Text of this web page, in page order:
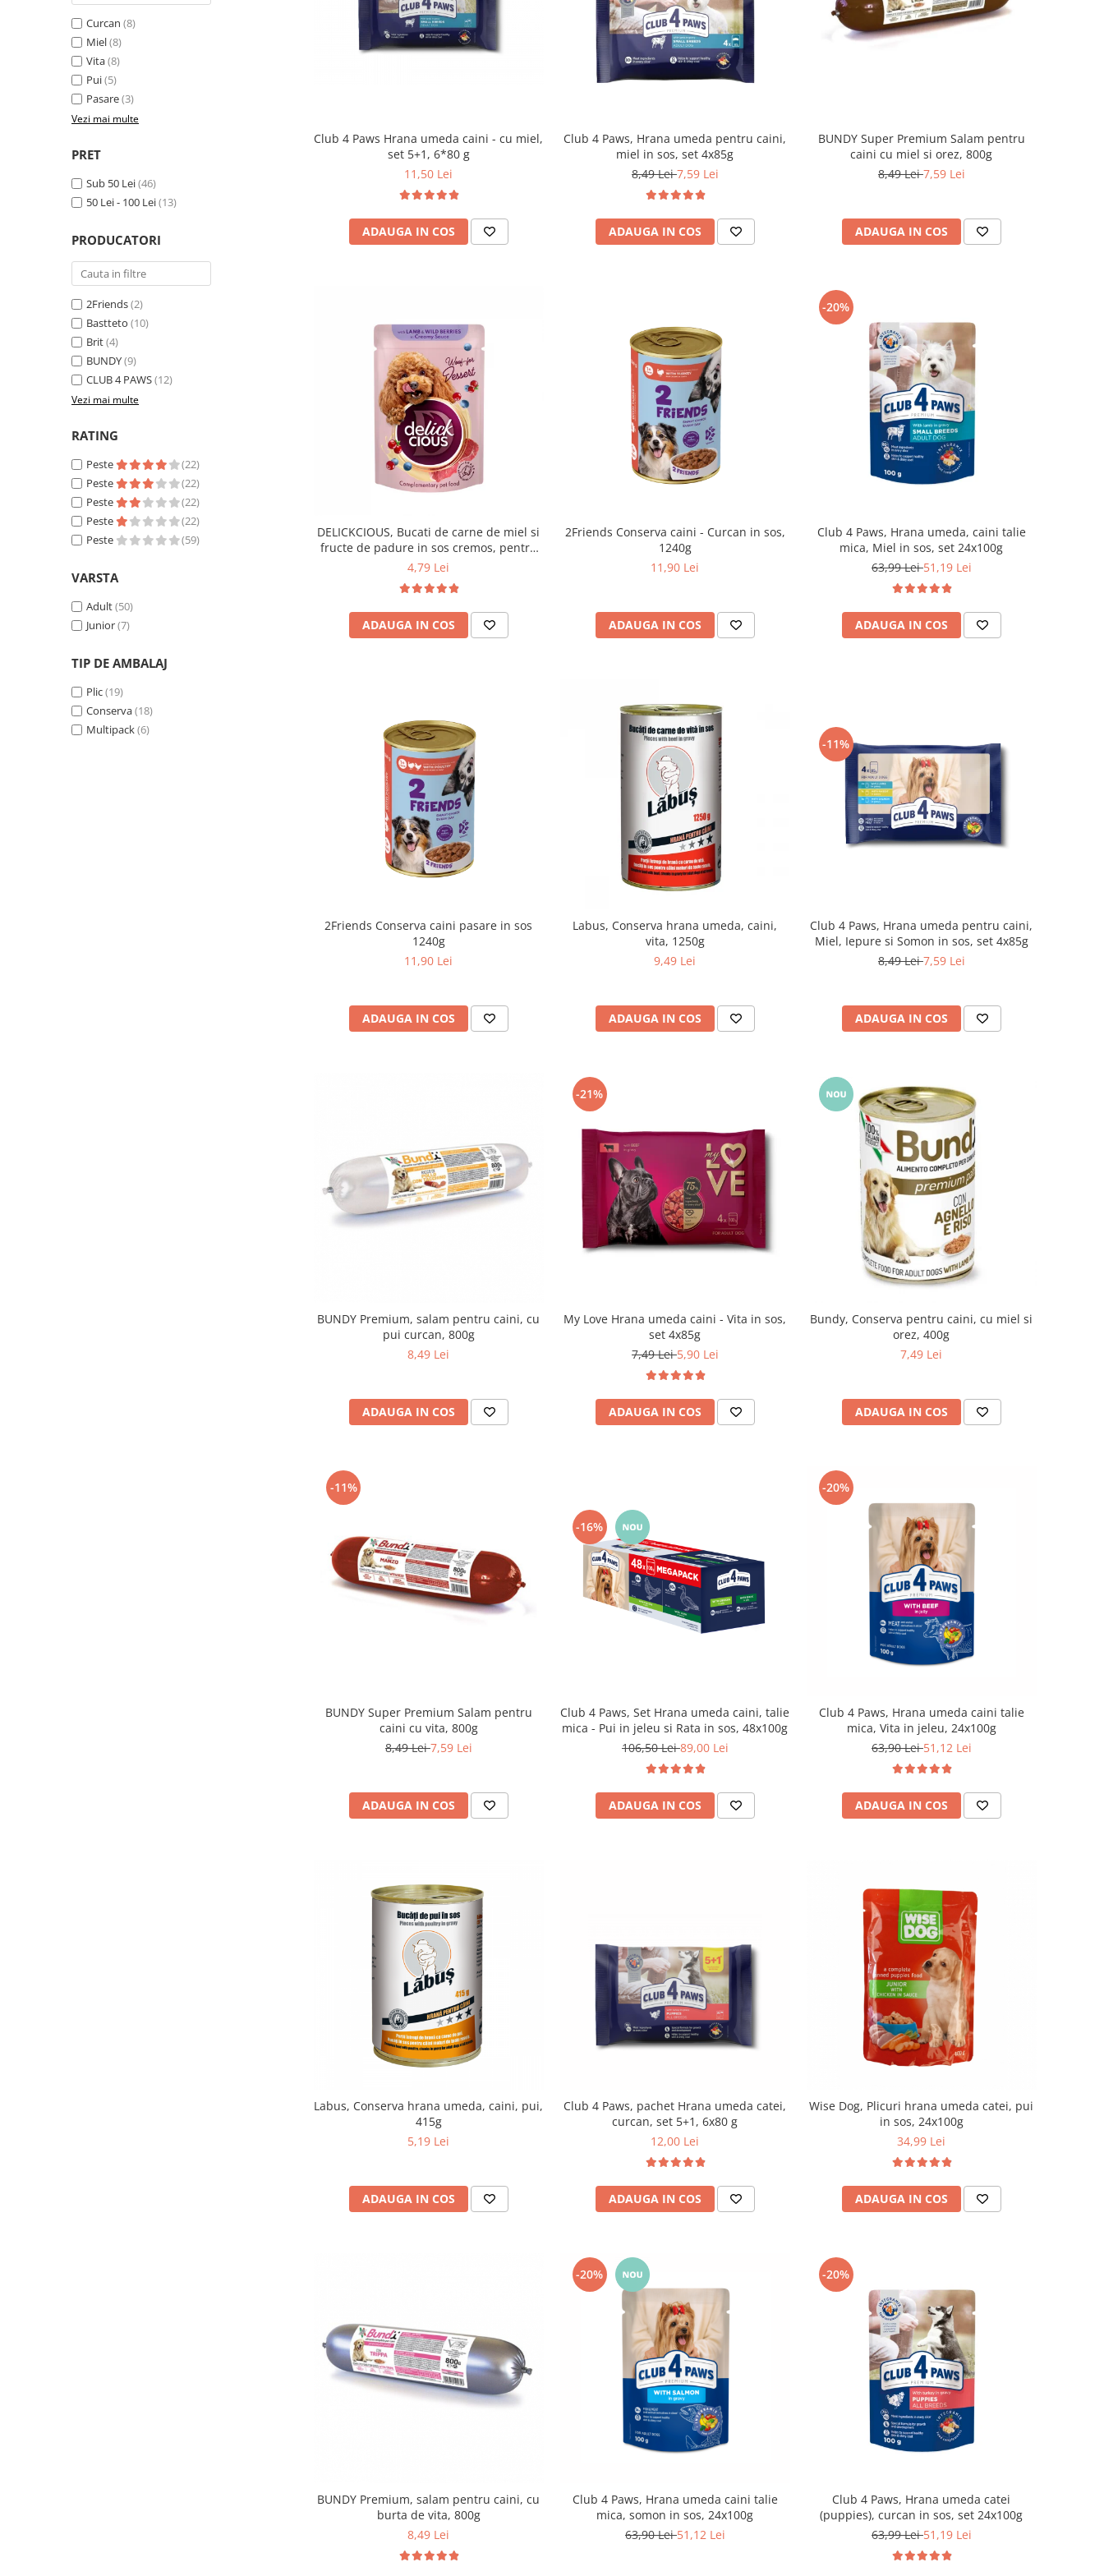
Curcan (8)
Miel(8)
Vita(8)
Pui(5)
Pasare(3)
Vezi mai multe
PRET
Sub 50 Lei(46)
50 Lei - 100 Lei(13)
PRODUCATORI
2Friends(2)
Bastteto (10)
Brit(4)
BUNDY(9)
CLUB 4 PAWS(12)
Vezi mai multe
RATING
Peste
(22)
Peste
(22)
Peste
(22)
Peste
(22)
Peste
(59)
VARSTA
Adult(50)
Junior(7)
TIP DE AMBALAJ
Plic(19)
Conserva(18)
Multipack(6)
Club 4 Paws Hrana umeda caini - cu miel,
set 5+1, 6*80 g
11,50 Lei
ADAUGA IN COS
Club 4 Paws, Hrana umeda pentru caini,
miel in sos, set 4x85g
8,49 Lei7,59 Lei
ADAUGA IN COS
BUNDY Super Premium Salam pentru
caini cu miel si orez, 800g
8,49 Lei7,59 Lei
ADAUGA IN COS
DELICKCIOUS, Bucati de carne de miel si
fructe de padure in sos cremos, pentru
caini, 80g
4,79 Lei
ADAUGA IN COS
2Friends Conserva caini - Curcan in sos,
1240g
11,90 Lei
ADAUGA IN COS
-20%
Club 4 Paws, Hrana umeda, caini talie
mica, Miel in sos, set 24x100g
63,99 Lei51,19 Lei
ADAUGA IN COS
2Friends Conserva caini pasare in sos
1240g
11,90 Lei
ADAUGA IN COS
Labus, Conserva hrana umeda, caini,
vita, 1250g
9,49 Lei
ADAUGA IN COS
-11%
Club 4 Paws, Hrana umeda pentru caini,
Miel, Iepure si Somon in sos, set 4x85g
8,49 Lei7,59 Lei
ADAUGA IN COS
BUNDY Premium, salam pentru caini, cu
pui curcan, 800g
8,49 Lei
ADAUGA IN COS
-21%
My Love Hrana umeda caini - Vita in sos,
set 4x85g
7,49 Lei5,90 Lei
ADAUGA IN COS
Bundy, Conserva pentru caini, cu miel si
orez, 400g
7,49 Lei
ADAUGA IN COS
-11%
BUNDY Super Premium Salam pentru
caini cu vita, 800g
8,49 Lei7,59 Lei
ADAUGA IN COS
-16%
Club 4 Paws, Set Hrana umeda caini, talie
mica - Pui in jeleu si Rata in sos, 48x100g
106,50 Lei89,00 Lei
ADAUGA IN COS
-20%
Club 4 Paws, Hrana umeda caini talie
mica, Vita in jeleu, 24x100g
63,90 Lei51,12 Lei
ADAUGA IN COS
Labus, Conserva hrana umeda, caini, pui,
415g
5,19 Lei
ADAUGA IN COS
Club 4 Paws, pachet Hrana umeda catei,
curcan, set 5+1, 6x80 g
12,00 Lei
ADAUGA IN COS
Wise Dog, Plicuri hrana umeda catei, pui
in sos, 24x100g
34,99 Lei
ADAUGA IN COS
BUNDY Premium, salam pentru caini, cu
burta de vita, 800g
8,49 Lei
-20%
Club 4 Paws, Hrana umeda caini talie
mica, somon in sos, 24x100g
63,90 Lei51,12 Lei
-20%
Club 4 Paws, Hrana umeda catei
(puppies), curcan in sos, set 24x100g
63,99 Lei51,19 Lei